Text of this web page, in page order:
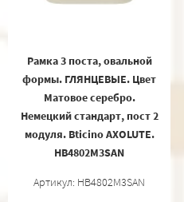
Рамка 3 поста, овальной
формы. ГЛЯНЦЕВЫЕ. Цвет
Матовое серебро.
Немецкий стандарт, пост 2
модуля. Bticino AXOLUTE.
HB4802M3SAN
Артикул: HB4802M3SAN